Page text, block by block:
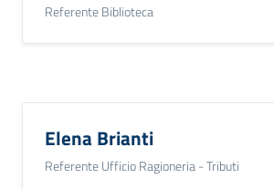
Referente Biblioteca
Elena Brianti
Referente Ufficio Ragioneria - Tributi